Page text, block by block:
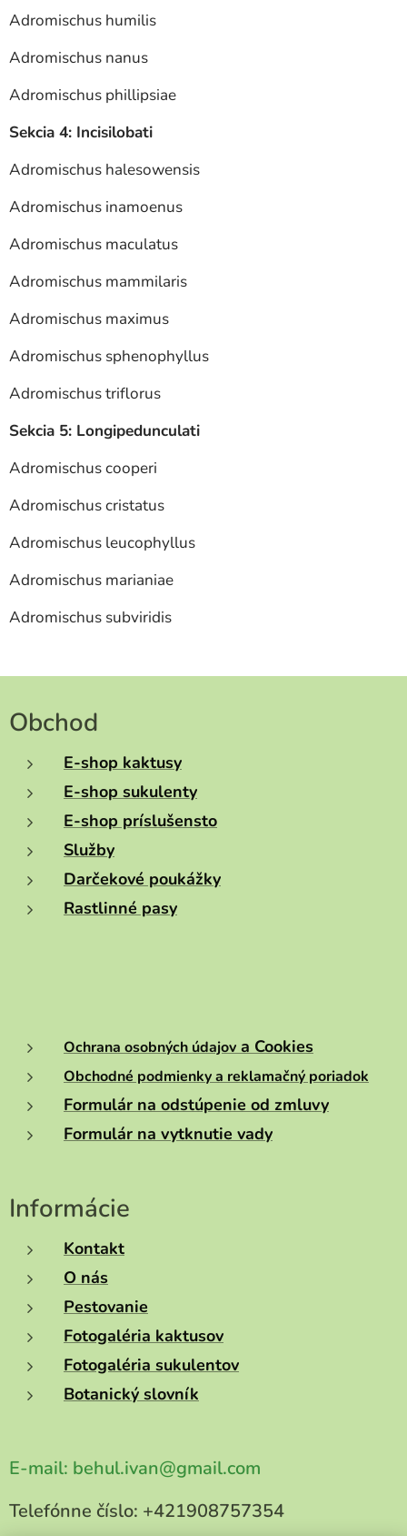
Adromischus humilis
Adromischus nanus
Adromischus phillipsiae
Sekcia 4: Incisilobati
Adromischus halesowensis
Adromischus inamoenus
Adromischus maculatus
Adromischus mammilaris
Adromischus maximus
Adromischus sphenophyllus
Adromischus triflorus
Sekcia 5: Longipedunculati
Adromischus cooperi
Adromischus cristatus
Adromischus leucophyllus
Adromischus marianiae
Adromischus subviridis
Obchod
E-shop kaktusy
E-shop sukulenty
E-shop príslušensto
Služby
Darčekové poukážky
Rastlinné pasy
Ochrana osobných údajov a Cookies
Obchodné podmienky a reklamačný poriadok
Formulár na odstúpenie od zmluvy
Formulár na vytknutie vady
Informácie
Kontakt
O nás
Pestovanie
Fotogaléria kaktusov
Fotogaléria sukulentov
Botanický slovník
E-mail: behul.ivan@gmail.com
Telefónne číslo: +421908757354